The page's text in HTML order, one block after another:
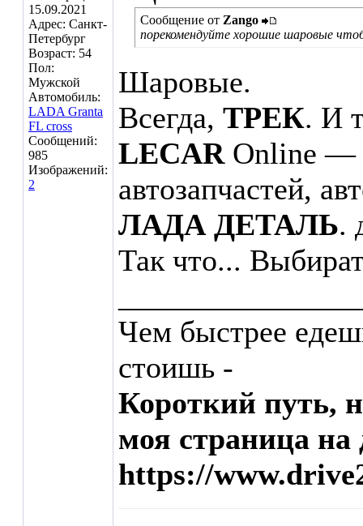
15.09.2021
Адрес: Санкт-
Петербург
Возраст: 54
Пол:
Мужской
Автомобиль:
LADA Granta
FL cross
Сообщений:
985
Изображений:
2
Сообщение от Zango
порекомендуйте хорошие шаровые
Шаровые.
Всегда, ТРЕК. И
LECAROnline —
автозапчастей,
ЛАДА ДЕТАЛЬ.
Так что...
Чем быстрее
стоишь -
Короткий путь,
моя страница на
https://